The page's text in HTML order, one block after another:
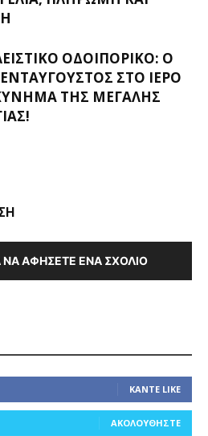
ΟΔΟΙΠΟΡΙΚΟ: Ο
ΣΤΟ ΙΕΡΌ
ΤΗΣ ΜΕΓΆΛΗΣ
ΝΑ ΑΦΉΣΕΤΕ ΈΝΑ ΣΧΌΛΙΟ
ΚΆΝΤΕ LIKE
ΑΚΟΛΟΥΘΉΣΤΕ